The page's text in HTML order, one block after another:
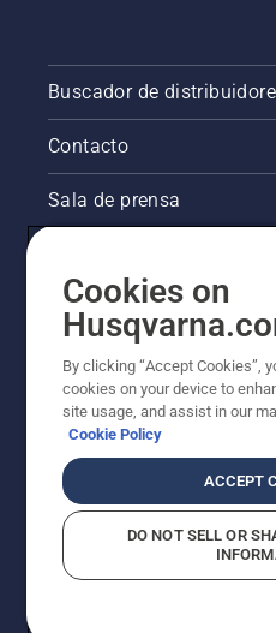
Buscador de
Contacto
Sala de prensa
Otros sitios de
La visión de Husqvarna
Cookies on
By clicking “Accept Cookies”,
cookies on your device to
site usage, and assist in our
Cookie Policy
ACCEPT
DO NOT SELL OR